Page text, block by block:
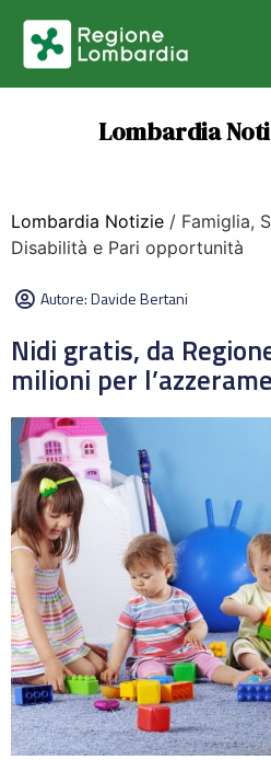
Lombardia
Lombardia Notizie / Famiglia,
Disabilità e Pari opportunità
Autore:Davide Bertani
Nidi gratis, da
milioni per